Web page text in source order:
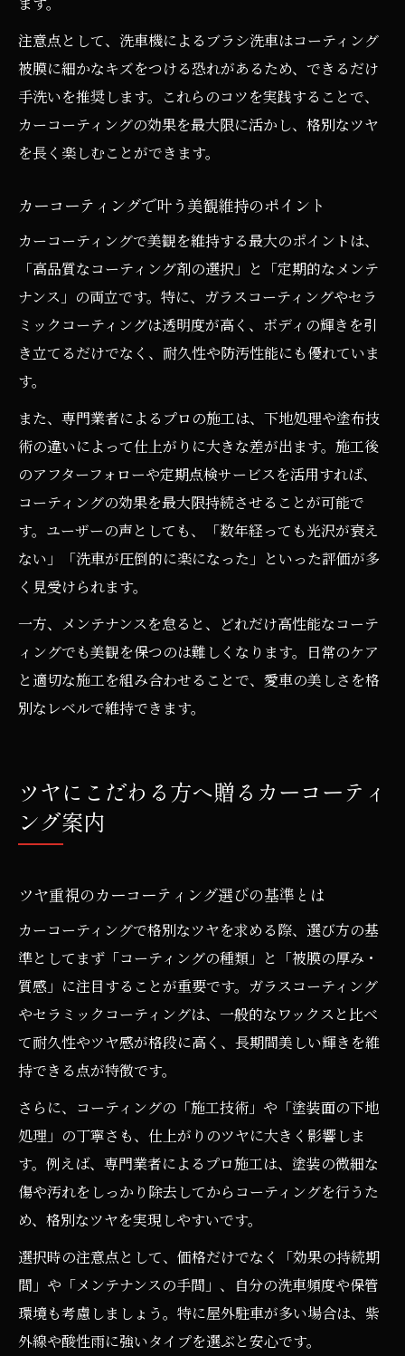
注意点として、洗車機によるブラシ洗車はコーティング
被膜に細かなキズをつける恐れがあるため、できるだけ
手洗いを推奨します。これらのコツを実践することで、
カーコーティングの効果を最大限に活かし、格別なツヤ
を長く楽しむことができます。
カーコーティングで叶う美観維持のポイント
カーコーティングで美観を維持する最大のポイントは、
「高品質なコーティング剤の選択」と「定期的なメンテ
ナンス」の両立です。特に、ガラスコーティングやセラ
ミックコーティングは透明度が高く、ボディの輝きを引
き立てるだけでなく、耐久性や防汚性能にも優れていま
す。
また、専門業者によるプロの施工は、下地処理や塗布技
術の違いによって仕上がりに大きな差が出ます。施工後
のアフターフォローや定期点検サービスを活用すれば、
コーティングの効果を最大限持続させることが可能で
す。ユーザーの声としても、「数年経っても光沢が衰え
ない」「洗車が圧倒的に楽になった」といった評価が多
く見受けられます。
一方、メンテナンスを怠ると、どれだけ高性能なコーテ
ィングでも美観を保つのは難しくなります。日常のケア
と適切な施工を組み合わせることで、愛車の美しさを格
別なレベルで維持できます。
ツヤにこだわる方へ贈るカーコーティ
ング案内
ツヤ重視のカーコーティング選びの基準とは
カーコーティングで格別なツヤを求める際、選び方の基
準としてまず「コーティングの種類」と「被膜の厚み・
質感」に注目することが重要です。ガラスコーティング
やセラミックコーティングは、一般的なワックスと比べ
て耐久性やツヤ感が格段に高く、長期間美しい輝きを維
持できる点が特徴です。
さらに、コーティングの「施工技術」や「塗装面の下地
処理」の丁寧さも、仕上がりのツヤに大きく影響しま
す。例えば、専門業者によるプロ施工は、塗装の微細な
傷や汚れをしっかり除去してからコーティングを行うた
め、格別なツヤを実現しやすいです。
選択時の注意点として、価格だけでなく「効果の持続期
間」や「メンテナンスの手間」、自分の洗車頻度や保管
環境も考慮しましょう。特に屋外駐車が多い場合は、紫
外線や酸性雨に強いタイプを選ぶと安心です。